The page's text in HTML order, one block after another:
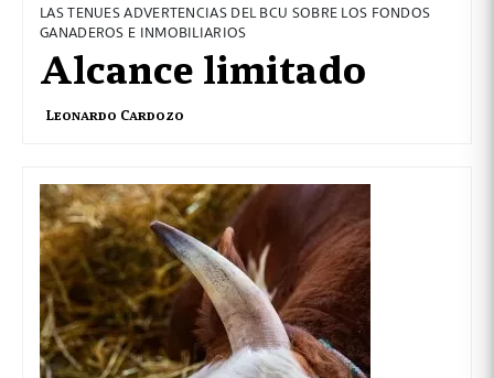
LAS TENUES ADVERTENCIAS DEL BCU SOBRE LOS FONDOS
GANADEROS E INMOBILIARIOS
Alcance limitado
Leonardo Cardozo